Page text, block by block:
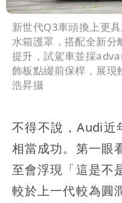
新世代Q3車頭換上更
水箱護罩，搭配全新分
提升，試駕車並採
飾板點綴前保桿，展現
浩昇攝
不得不說，Audi近
相當成功。第一眼
至會浮現「這是不
較於上一代較為圓